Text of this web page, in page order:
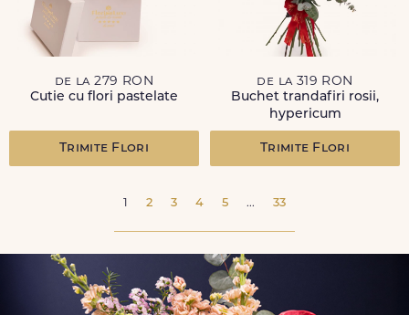
de la 279 RON
Cutie cu flori pastelate
Trimite Flori
de la 319 RON
Buchet trandafiri rosii,
hypericum
Trimite Flori
1 2 3 4 5 ... 33